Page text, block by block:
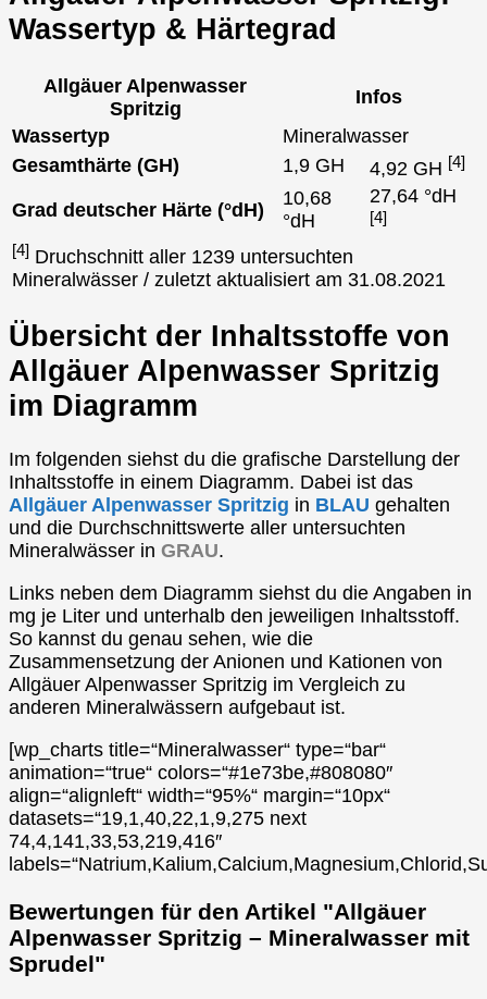
Wassertyp & Härtegrad
Allgäuer Alpenwasser
Spritzig
Infos
Wassertyp
Mineralwasser
Gesamthärte (GH)
1,9 GH 4,92 GH [4]
Grad deutscher Härte (°dH)
10,68
°dH
27,64 °dH
[4]
[4] Druchschnitt aller 1239 untersuchten
Mineralwässer / zuletzt aktualisiert am 31.08.2021
Übersicht der Inhaltsstoffe von
Allgäuer Alpenwasser Spritzig
im Diagramm
Im folgenden siehst du die grafische Darstellung der
Inhaltsstoffe in einem Diagramm. Dabei ist das
Allgäuer Alpenwasser Spritzig in BLAU gehalten
und die Durchschnittswerte aller untersuchten
Mineralwässer in GRAU.
Links neben dem Diagramm siehst du die Angaben in
mg je Liter und unterhalb den jeweiligen Inhaltsstoff.
So kannst du genau sehen, wie die
Zusammensetzung der Anionen und Kationen von
Allgäuer Alpenwasser Spritzig im Vergleich zu
anderen Mineralwässern aufgebaut ist.
[wp_charts title=“Mineralwasser“ type=“bar“
animation=“true“ colors=“#1e73be,#808080″
align=“alignleft“ width=“95%“ margin=“10px“
datasets=“19,1,40,22,1,9,275 next
74,4,141,33,53,219,416″
Bewertungen für den Artikel "Allgäuer
Alpenwasser Spritzig – Mineralwasser mit
Sprudel"